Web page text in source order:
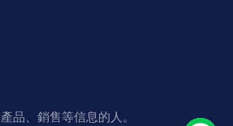
品、銷售等信息的人。